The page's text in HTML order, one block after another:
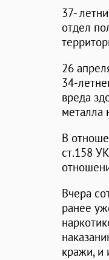
37-
отдел
26
34-
вреда
металла
В
ст.158
Вчера
ранее
кражи, и